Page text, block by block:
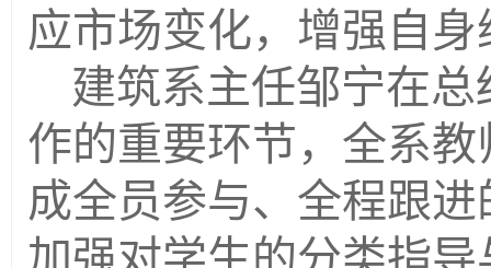
应市场变化，增强自
建筑系主任邹宁在
作的重要环节，全系
成全员参与、全程跟